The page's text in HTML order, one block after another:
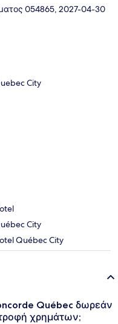
054865, 2027-04-30
City
City
Québec City
Québec δωρεάν
χρημάτων;